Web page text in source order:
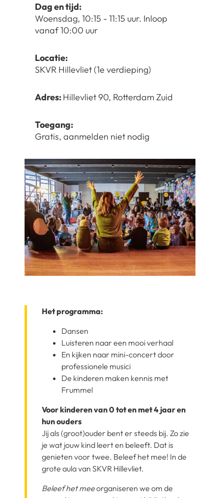
Dag en tijd:
Woensdag, 10:15 - 11:15 uur. Inloop
vanaf 10:00 uur
Locatie:
SKVR Hillevliet (1e verdieping)
Adres:Hillevliet 90, Rotterdam Zuid
Toegang:
Gratis, aanmelden niet nodig
Het programma:
Dansen
Luisteren naar een mooi verhaal
En kijken naar mini-concert door
professionele musici
De kinderen maken kennis met
Frummel
Voor kinderen van 0 tot en met 4 jaar en
hun ouders
Jij als (groot)ouder bent er steeds bij. Zo zie
je wat jouw kind leert en beleeft. Dat is
genieten voor twee. Beleef het mee! In de
grote aula van SKVR Hillevliet.
Beleef het meeorganiseren we om de